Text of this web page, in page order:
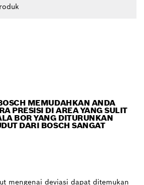
MEMUDAHKAN ANDA
PRESISI DI AREA YANG SULIT
BOR YANG DITURUNKAN
DARI BOSCH SANGAT
mengenai deviasi dapat ditemukan